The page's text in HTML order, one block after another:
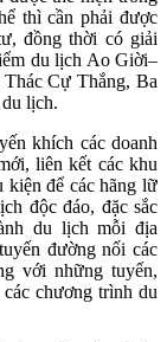
thì cần phải được
đồng thời có giải
du lịch Ao Giời–
Cự Thắng, Ba
lịch.
khích các doanh
liên kết các khu
kiện để các hãng lữ
độc đáo, đặc sắc
du lịch mỗi địa
đường nối các
với những tuyến,
chương trình du